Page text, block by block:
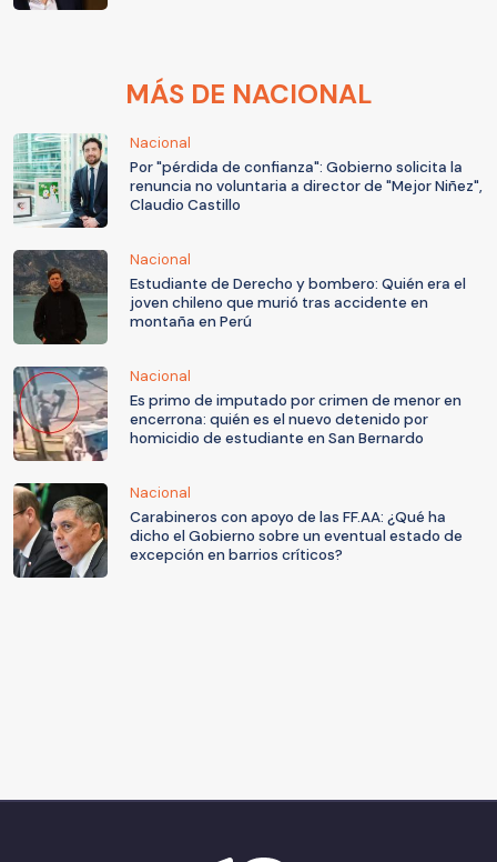
MÁS DE NACIONAL
Nacional
Por "pérdida de confianza": Gobierno solicita la
renuncia no voluntaria a director de "Mejor Niñez",
Claudio Castillo
Nacional
Estudiante de Derecho y bombero: Quién era el
joven chileno que murió tras accidente en
montaña en Perú
Nacional
Es primo de imputado por crimen de menor en
encerrona: quién es el nuevo detenido por
homicidio de estudiante en San Bernardo
Nacional
Carabineros con apoyo de las FF.AA: ¿Qué ha
dicho el Gobierno sobre un eventual estado de
excepción en barrios críticos?